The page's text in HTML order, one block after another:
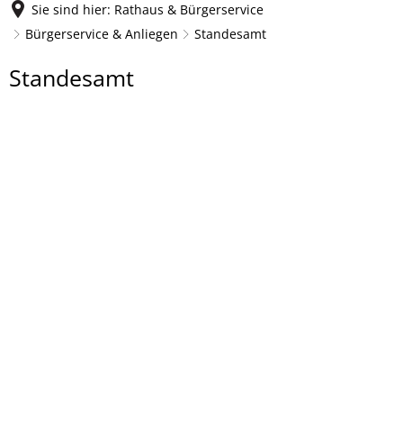
Sie sind hier: Rathaus & Bürgerservice
Bürgerservice & Anliegen
Standesamt
Standesamt
Standesamt